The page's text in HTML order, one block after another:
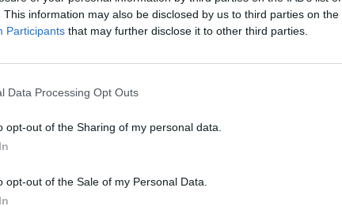
This information may also be disclosed by us to third parties on the
Participants that may further disclose it to other third parties.
Data Processing Opt Outs
opt-out of the Sharing of my personal data.
opt-out of the Sale of my Personal Data.
σκάφη του Λιμενικού Σώματος, εναέριο μέσο της Frontex,
και δύο περιπολικά οχήματα του Λιμενικού που
χαρακτηρίζονται σχετικά ευνοϊκές, καθώς πνέουν